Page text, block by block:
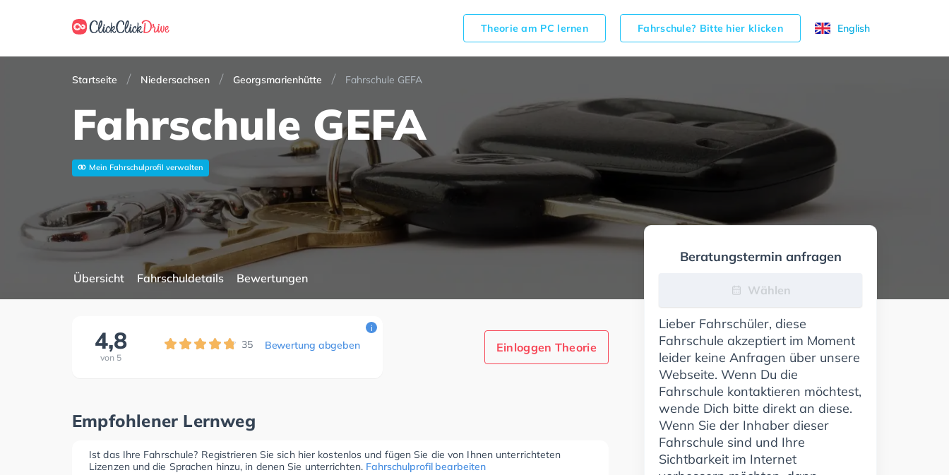
Theorie am PC lernen Fahrschule? Bitte hier klicken English
Startseite Niedersachsen Georgsmarienhütte Fahrschule GEFA
Fahrschule GEFA
Mein Fahrschulprofil verwalten
Übersicht Fahrschuldetails Bewertungen
4,8
von 5
35 Bewertung abgeben
i
Einloggen Theorie
Empfohlener Lernweg
Ist das Ihre Fahrschule? Registrieren Sie sich hier kostenlos und fügen Sie die von Ihnen unterrichteten
Lizenzen und die Sprachen hinzu, in denen Sie unterrichten. Fahrschulprofil bearbeiten
Beratungstermin anfragen
Wählen
Lieber Fahrschüler, diese
Fahrschule akzeptiert im Moment
leider keine Anfragen über unsere
Webseite. Wenn Du die
Fahrschule kontaktieren möchtest,
wende Dich bitte direkt an diese.
Wenn Sie der Inhaber dieser
Fahrschule sind und Ihre
Sichtbarkeit im Internet